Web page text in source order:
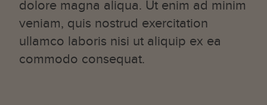
dolore magna aliqua. Ut enim ad minim
veniam, quis nostrud exercitation
ullamco laboris nisi ut aliquip ex ea
commodo consequat.